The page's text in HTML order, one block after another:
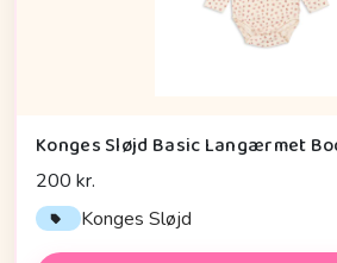
200 kr.
Konges Sløjd